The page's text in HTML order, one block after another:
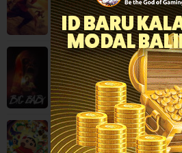
Big Baby (2025)
Horror,Movies,USA
Crayon Shin-chan the Movie:
Adventure,Animation,Comedy,